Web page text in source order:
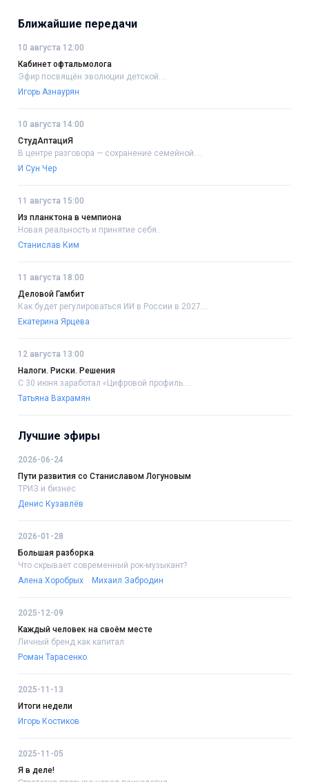
Ближайшие передачи
10 августа 12:00
Кабинет офтальмолога
Эфир посвящён эволюции детской....
Игорь Азнаурян
10 августа 14:00
СтудАптациЯ
В центре разговора — сохранение семейной....
И Сун Чер
11 августа 15:00
Из планктона в чемпиона
Новая реальность и принятие себя..
Станислав Ким
11 августа 18:00
Деловой Гамбит
Как будет регулироваться ИИ в России в 2027....
Екатерина Ярцева
12 августа 13:00
Налоги. Риски. Решения
С 30 июня заработал «Цифровой профиль....
Татьяна Вахрамян
Лучшие эфиры
2026-06-24
Пути развития со Станиславом Логуновым
ТРИЗ и бизнес
Денис Кузавлёв
2026-01-28
Большая разборка
Что скрывает современный рок-музыкант?
Алена Хоробрых
Михаил Забродин
2025-12-09
Каждый человек на своём месте
Личный бренд как капитал
Роман Тарасенко
2025-11-13
Итоги недели
Игорь Костиков
2025-11-05
Я в деле!